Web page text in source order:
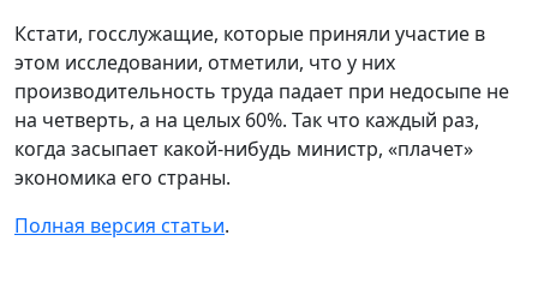
Кстати, госслужащие, которые приняли участие в
этом исследовании, отметили, что у них
производительность труда падает при недосыпе не
на четверть, а на целых 60%. Так что каждый раз,
когда засыпает какой-нибудь министр, «плачет»
экономика его страны.
Полная версия статьи.